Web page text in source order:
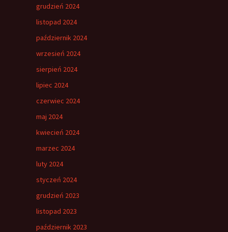
grudzień 2024
listopad 2024
październik 2024
wrzesień 2024
sierpień 2024
lipiec 2024
czerwiec 2024
maj 2024
kwiecień 2024
marzec 2024
luty 2024
styczeń 2024
grudzień 2023
listopad 2023
październik 2023